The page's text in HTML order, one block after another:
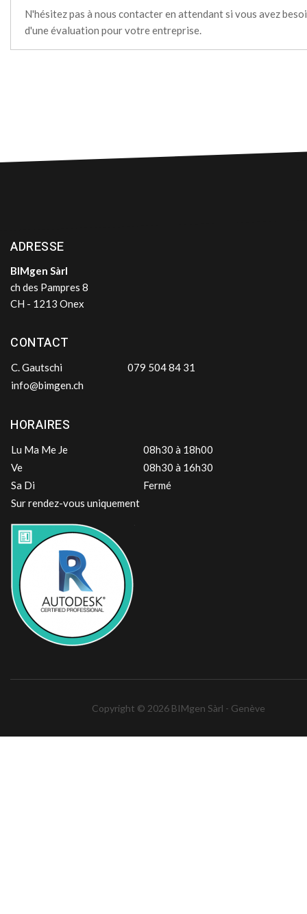
N'hésitez pas à nous contacter en attendant si vous avez
d'une évaluation pour votre entreprise.
ADRESSE
BIMgen Sàrl
ch des Pampres 8
CH - 1213 Onex
CONTACT
C. Gautschi
079 504 84 31
info@bimgen.ch
HORAIRES
Lu Ma Me Je
08h30 à 18h00
Ve
08h30 à 16h30
Sa Di
Fermé
Sur rendez-vous uniquement
Copyright © 2026 BIMgen Sàrl - Genève